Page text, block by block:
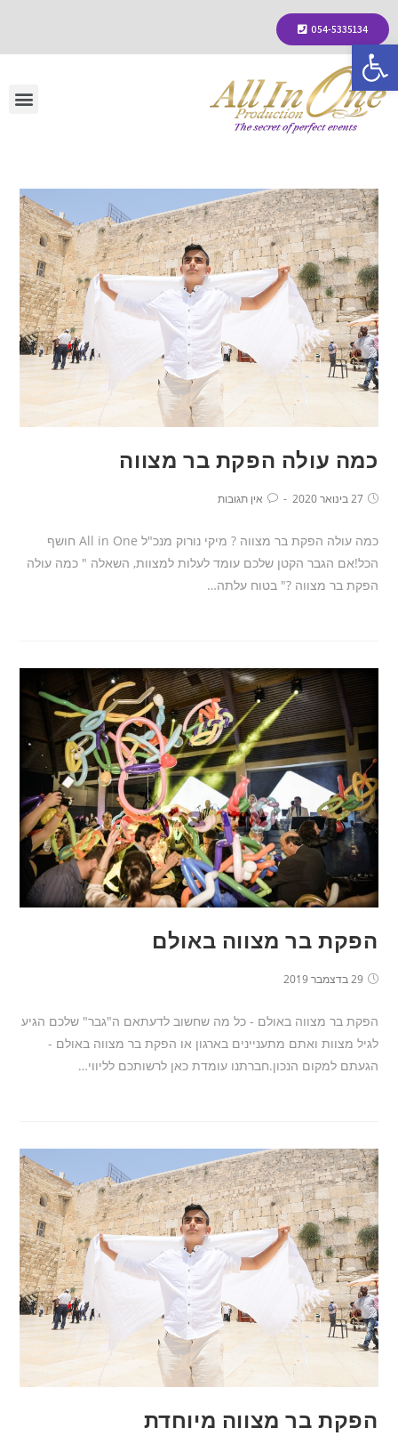
פתח סרגל נגישות
054-5335134
כמה עולה הפקת בר מצווה
27 בינואר 2020 אין תגובות
כמה עולה הפקת בר מצווה ? מיקי נורוק מנכ"ל All in One חושף
הכל!אם הגבר הקטן שלכם עומד לעלות למצוות, השאלה " כמה עולה
הפקת בר מצווה ?" בטוח עלתה…
הפקת בר מצווה באולם
29 בדצמבר 2019
הפקת בר מצווה באולם - כל מה שחשוב לדעתאם ה"גבר" שלכם הגיע
לגיל מצוות ואתם מתעניינים בארגון או הפקת בר מצווה באולם -
הגעתם למקום הנכון.חברתנו עומדת כאן לרשותכם לליווי…
הפקת בר מצווה מיוחדת